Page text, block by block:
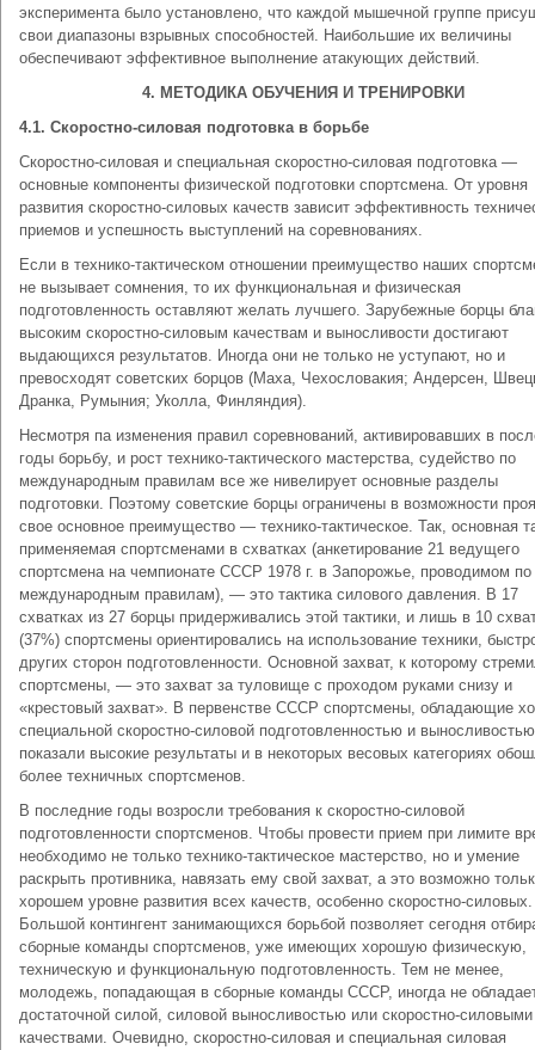
эксперимента было установлено, что каждой мышечной группе
свои диапазоны взрывных способностей. Наибольшие их величины
обеспечивают эффективное выполнение атакующих действий.
4. МЕТОДИКА ОБУЧЕНИЯ И ТРЕНИРОВКИ
4.1. Скоростно-силовая подготовка в борьбе
Скоростно-силовая и специальная скоростно-силовая подготовка —
основные компоненты физической подготовки спортсмена. От уровня
развития скоростно-силовых качеств зависит эффективность
приемов и успешность выступлений на соревнованиях.
Если в технико-тактическом отношении преимущество наших
не вызывает сомнения, то их функциональная и физическая
подготовленность оставляют желать лучшего. Зарубежные борцы
высоким скоростно-силовым качествам и выносливости достигают
выдающихся результатов. Иногда они не только не уступают, но и
превосходят советских борцов (Маха, Чехословакия; Андерсен,
Дранка, Румыния; Уколла, Финляндия).
Несмотря па изменения правил соревнований, активировавших в
годы борьбу, и рост технико-тактического мастерства, судейство по
международным правилам все же нивелирует основные разделы
подготовки. Поэтому советские борцы ограничены в возможности
свое основное преимущество — технико-тактическое. Так, основная
применяемая спортсменами в схватках (анкетирование 21 ведущего
спортсмена на чемпионате СССР 1978 г. в Запорожье, проводимом по
международным правилам), — это тактика силового давления. В 17
схватках из 27 борцы придерживались этой тактики, и лишь в 10
(37%) спортсмены ориентировались на использование техники,
других сторон подготовленности. Основной захват, к которому
спортсмены, — это захват за туловище с проходом руками снизу и
«крестовый захват». В первенстве СССР спортсмены, обладающие
специальной скоростно-силовой подготовленностью и
показали высокие результаты и в некоторых весовых категориях
более техничных спортсменов.
В последние годы возросли требования к скоростно-силовой
подготовленности спортсменов. Чтобы провести прием при лимите
необходимо не только технико-тактическое мастерство, но и умение
раскрыть противника, навязать ему свой захват, а это возможно
хорошем уровне развития всех качеств, особенно скоростно-силовых.
Большой контингент занимающихся борьбой позволяет сегодня
сборные команды спортсменов, уже имеющих хорошую физическую,
техническую и функциональную подготовленность. Тем не менее,
молодежь, попадающая в сборные команды СССР, иногда не
достаточной силой, силовой выносливостью или скоростно-силовыми
качествами. Очевидно, скоростно-силовая и специальная силовая